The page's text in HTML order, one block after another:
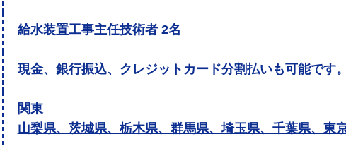
給水装置工事主任技術者 2名
現金、銀行振込、クレジットカード分割払いも可能です
関東
山梨県、茨城県、栃木県、群馬県、埼玉県、千葉県、東